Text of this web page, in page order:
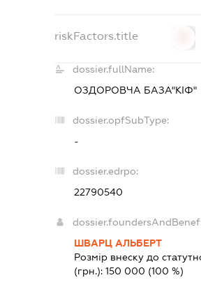
riskFactors.title
dossier.fullName:
ОЗДОРОВЧА БАЗА"КІФ"
dossier.opfSubType:
-
dossier.edrpo:
22790540
ШВАРЦ АЛЬБЕРТ
Розмір внеску до
(грн.):150 000 (100 %)